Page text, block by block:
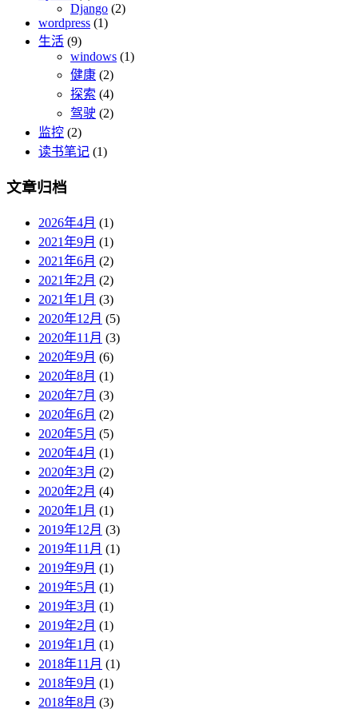
Django (2)
wordpress (1)
生活 (9)
windows (1)
健康 (2)
探索 (4)
驾驶 (2)
监控 (2)
读书笔记 (1)
文章归档
2026年4月 (1)
2021年9月 (1)
2021年6月 (2)
2021年2月 (2)
2021年1月 (3)
2020年12月 (5)
2020年11月 (3)
2020年9月 (6)
2020年8月 (1)
2020年7月 (3)
2020年6月 (2)
2020年5月 (5)
2020年4月 (1)
2020年3月 (2)
2020年2月 (4)
2020年1月 (1)
2019年12月 (3)
2019年11月 (1)
2019年9月 (1)
2019年5月 (1)
2019年3月 (1)
2019年2月 (1)
2019年1月 (1)
2018年11月 (1)
2018年9月 (1)
2018年8月 (3)